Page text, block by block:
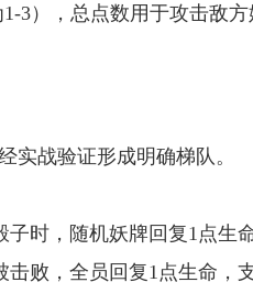
3），总点数用于攻击敌
实战验证形成明确梯队。
子时，随机妖牌回复1点生
败，全员回复1点生命，